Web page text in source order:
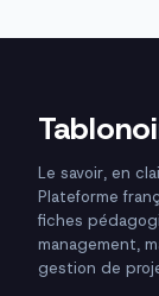
Le savoir, en
Plateforme
fiches
management,
gestion de